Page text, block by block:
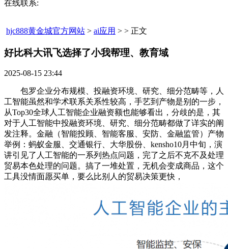
在线联系:
hjc888黄金城官方网站 > ai应用 > > 正文
好比科大讯飞选择了小我帮理、教育域​
2025-08-15 23:44
包罗企业分布规模、投融资环境、研究、细分范畴等，人
工智能虽然和学术联系关系性较高，手艺到产物是别的一步，
从Top30全球人工智能企业融资额也能够看出，分歧的是，其
对于人工智能中投融资环境、研究、细分范畴都做了详实的阐
发注释。金融（智能投顾、智能客服、安防、金融监管）产物
举例：蚂蚁金服、交通银行、大华股份、kensho10月中旬，演
讲引见了人工智能的一系列热点问题，完了之后不克不及处理
贸易本色处理的问题。搞了一堆处置，无机会变成商品，这个
工具没情面愿买单，要么比别人的贸易决策更快，